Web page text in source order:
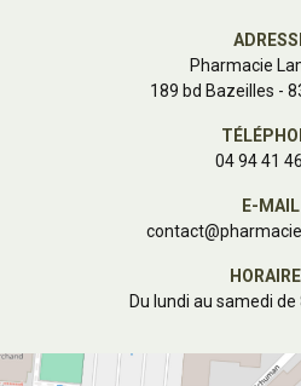
Pharmacie
189 bd Bazeilles -
04 94 41
E-MAIL
contact@
Du lundi au samedi